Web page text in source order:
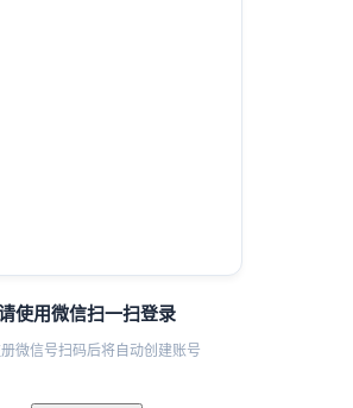
使用微信扫一扫登录
微信号扫码后将自动创建账号